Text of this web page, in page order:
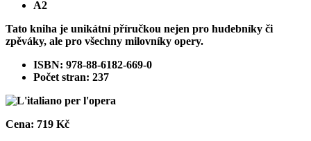
A2
Tato kniha je unikátní příručkou nejen pro hudebníky či
zpěváky, ale pro všechny milovníky opery.
ISBN: 978-88-6182-669-0
Počet stran: 237
Cena: 719 Kč